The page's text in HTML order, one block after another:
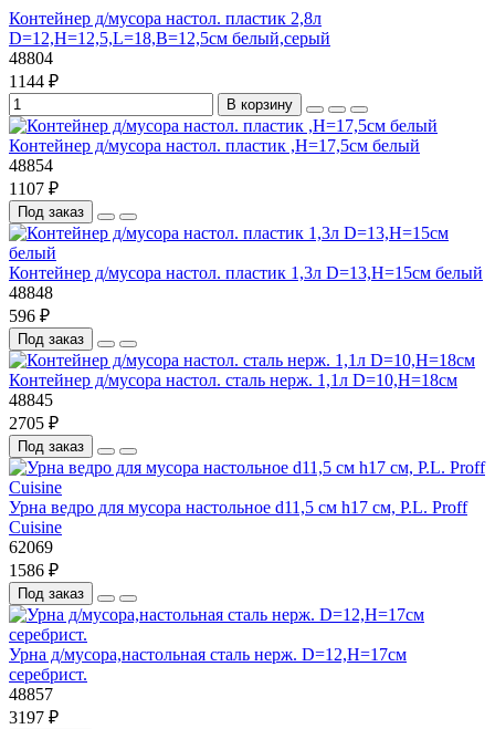
Контейнер д/мусора настол. пластик 2,8л
D=12,H=12,5,L=18,B=12,5см белый,серый
48804
1144 ₽
В корзину
Контейнер д/мусора настол. пластик ,H=17,5см белый
48854
1107 ₽
Под заказ
Контейнер д/мусора настол. пластик 1,3л D=13,H=15см белый
48848
596 ₽
Под заказ
Контейнер д/мусора настол. сталь нерж. 1,1л D=10,H=18см
48845
2705 ₽
Под заказ
Урна ведро для мусора настольное d11,5 см h17 см, P.L. Proff
Cuisine
62069
1586 ₽
Под заказ
Урна д/мусора,настольная сталь нерж. D=12,H=17см
серебрист.
48857
3197 ₽